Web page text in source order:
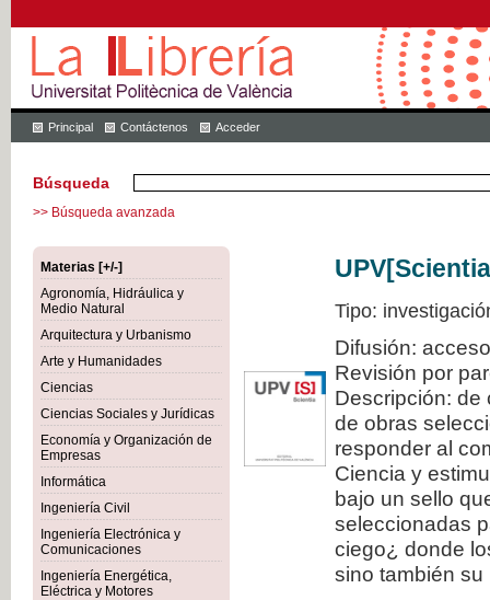
Principal Contáctenos Acceder
Búsqueda
>> Búsqueda avanzada
Materias [+/-]
Agronomía, Hidráulica y
Medio Natural
Arquitectura y Urbanismo
Arte y Humanidades
Ciencias
Ciencias Sociales y Jurídicas
Economía y Organización de
Empresas
Informática
Ingeniería Civil
Ingeniería Electrónica y
Comunicaciones
Ingeniería Energética,
Eléctrica y Motores
Tipo:
Difusión:
Revisión por
Descripción: de
de obras
responder al
Ciencia y
bajo un sello
seleccionadas
ciego¿ donde
sino también